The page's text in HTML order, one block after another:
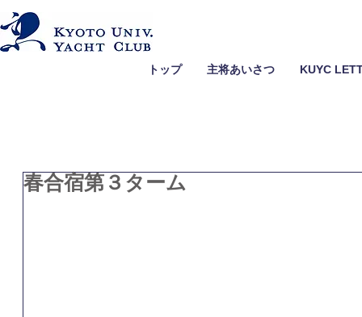
トップ 主将あいさつ KUYC
春合宿第３ターム